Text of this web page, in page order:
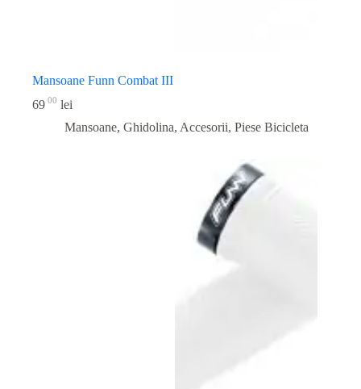
Mansoane Funn Combat III
69 00 lei
Mansoane, Ghidolina, Accesorii, Piese Bicicleta